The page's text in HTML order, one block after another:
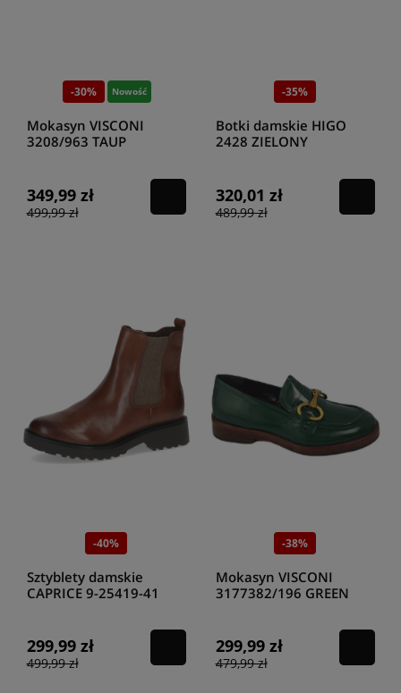
-30% Nowość
Mokasyn VISCONI
3208/963 TAUP
349,99 zł
499,99 zł
-35%
Botki damskie HIGO
2428 ZIELONY
320,01 zł
489,99 zł
-40%
Sztyblety damskie
CAPRICE 9-25419-41
299,99 zł
499,99 zł
-38%
Mokasyn VISCONI
3177382/196 GREEN
299,99 zł
479,99 zł